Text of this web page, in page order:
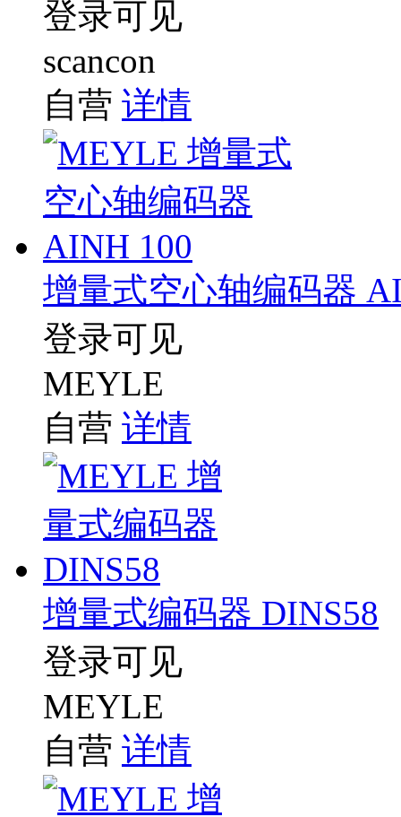
登录可见
scancon
自营 详情
增量式空心轴编码器
登录可见
MEYLE
自营 详情
增量式编码器 DINS58
登录可见
MEYLE
自营 详情